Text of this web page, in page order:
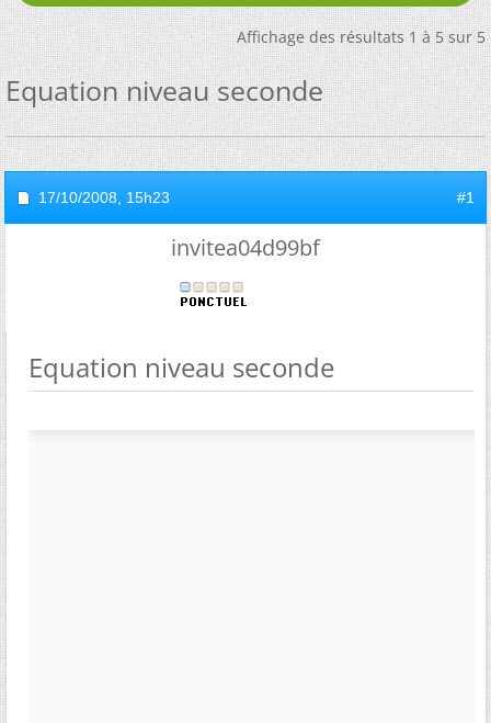
Affichage des résultats 1 à 5 sur 5
Equation niveau seconde
17/10/2008, 15h23 #1
invitea04d99bf
Equation niveau seconde